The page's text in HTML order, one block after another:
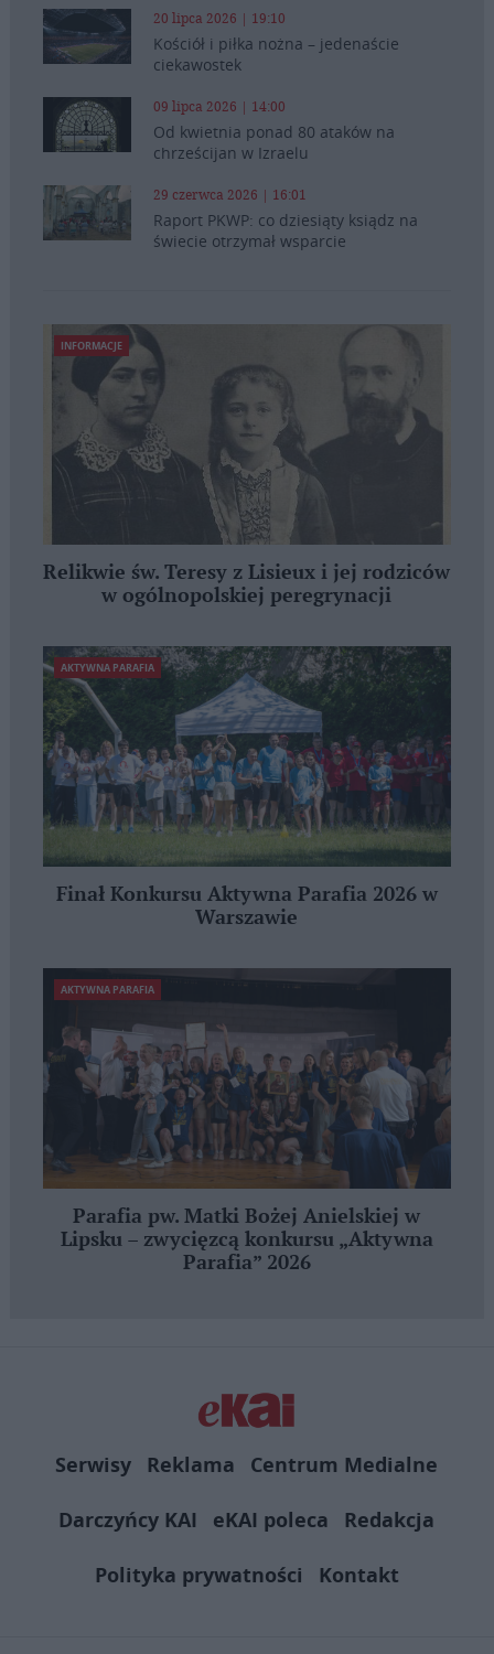
20 lipca 2026 | 19:10
Kościół i piłka nożna – jedenaście
ciekawostek
09 lipca 2026 | 14:00
Od kwietnia ponad 80 ataków na
chrześcijan w Izraelu
29 czerwca 2026 | 16:01
Raport PKWP: co dziesiąty ksiądz na
świecie otrzymał wsparcie
INFORMACJE
Relikwie św. Teresy z Lisieux i jej rodziców
w ogólnopolskiej peregrynacji
AKTYWNA PARAFIA
Finał Konkursu Aktywna Parafia 2026 w
Warszawie
AKTYWNA PARAFIA
Parafia pw. Matki Bożej Anielskiej w
Lipsku – zwycięzcą konkursu „Aktywna
Parafia” 2026
Serwisy Reklama
Centrum Medialne
Darczyńcy KAI
eKAI poleca
Redakcja
Polityka prywatności
Kontakt